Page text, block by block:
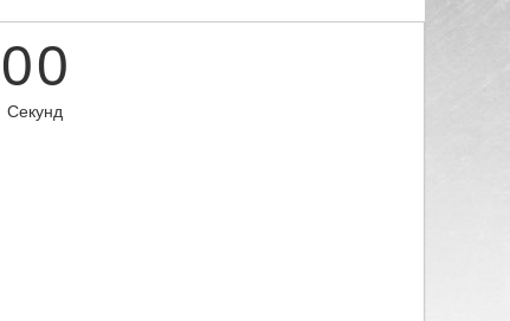
00
Секунд